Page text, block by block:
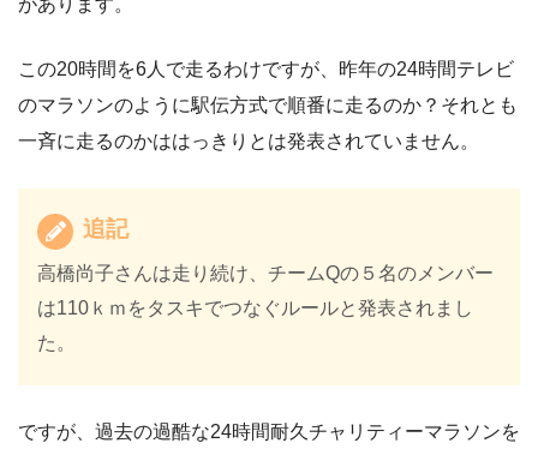
があります。
この20時間を6人で走るわけですが、昨年の24時間テレビ
のマラソンのように駅伝方式で順番に走るのか？それとも
一斉に走るのかははっきりとは発表されていません。
追記
高橋尚子さんは走り続け、チームQの５名のメンバー
は110ｋｍをタスキでつなぐルールと発表されまし
た。
ですが、過去の過酷な24時間耐久チャリティーマラソンを